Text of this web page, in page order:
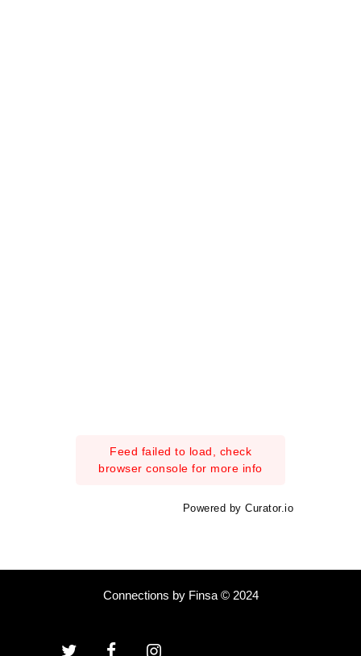
Feed failed to load, check
browser console for more info
Powered by Curator.io
Connections by Finsa © 2024